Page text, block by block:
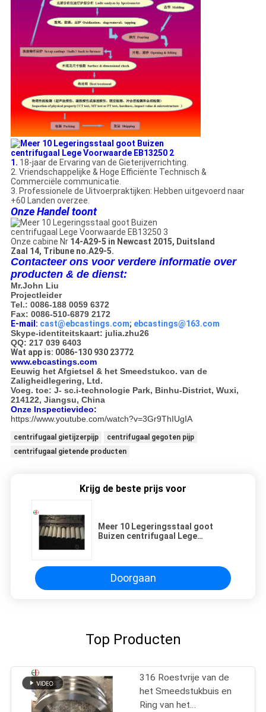
1. 18-jaar de Ervaring van de Gieterijverrichting.
2. Vriendschappelijke & Hoge Efficiënte Technisch &
Commerciële communicatie.
3. Professionele de Uitvoerpraktijken: Hebben uitgevoerd naar
+60 Landen overzee.
Onze Handel toont
Onze cabine Nr 14-A29-5 in Newcast 2015, Duitsland
Zaal 14, Tribune no.A29-5.
Contacteer ons voor verdere informatie over
producten & de dienst:
Mr.John Liu
Projectleider
Tel.: 0086-188 0059 6372
Fax: 0086-510-6879 2172
E-mail: cast@ebcastings.com; ebcastings@163.com
Skype-identiteitskaart: julia.zhu26
QQ: 217 039 6403
Wat app is: 0086-130 930 23772
www.ebcastings.com
Eeuwig het Afgietsel & het Smeedstukco. van de
Zaligheidlegering, Ltd.
Voeg. toe: J- sc.i-technologie Park, Binhu-District, Wuxi,
214122, Jiangsu, China
Onze Inspectievideo:
https://www.youtube.com/watch?v=3Gr9ThIUgIA
centrifugaal gietijzerpijp
centrifugaal gegoten pijp
centrifugaal gietende producten
Krijg de beste prijs voor
Meer 10 Legeringsstaal goot
Buizen centrifugaal Lege
Doorgaan
Top Producten
316 Roestvrije van de
het Smeedstukbuis en
Ring van het